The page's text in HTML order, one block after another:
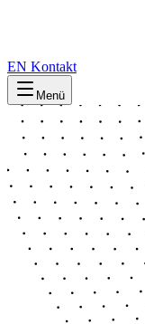
EN Kontakt
Menü